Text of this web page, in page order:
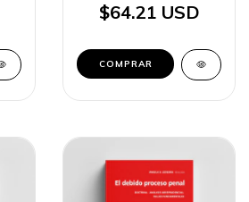
$64.21 USD
COMPRAR